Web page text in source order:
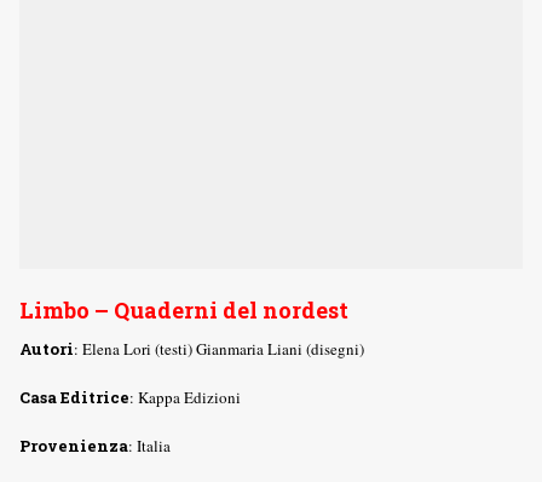
Limbo – Quaderni del nordest
Autori: Elena Lori (testi) Gianmaria Liani (disegni)
Casa Editrice: Kappa Edizioni
Provenienza: Italia